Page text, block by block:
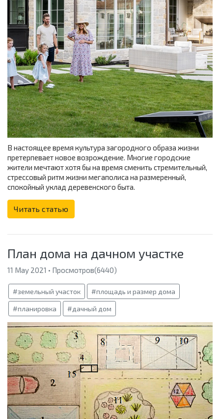
В настоящее время культура загородного образа жизни
претерпевает новое возрождение. Многие городские
жители мечтают хотя бы на время сменить стремительный,
стрессовый ритм жизни мегаполиса на размеренный,
спокойный уклад деревенского быта.
Читать статью
План дома на дачном участке
11 May 2021 • Просмотров(6440)
#земельный участок #площадь и размер дома
#планировка #дачный дом